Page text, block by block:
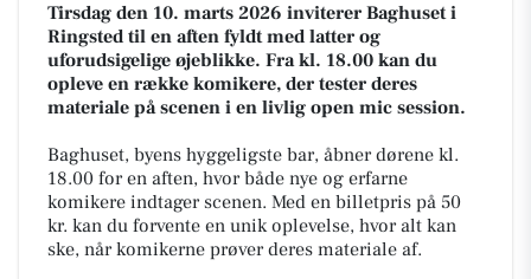
Tirsdag den 10. marts 2026 inviterer Baghuset i
Ringsted til en aften fyldt med latter og
uforudsigelige øjeblikke. Fra kl. 18.00 kan du
opleve en række komikere, der tester deres
materiale på scenen i en livlig open mic session.
Baghuset, byens hyggeligste bar, åbner dørene kl.
18.00 for en aften, hvor både nye og erfarne
komikere indtager scenen. Med en billetpris på 50
kr. kan du forvente en unik oplevelse, hvor alt kan
ske, når komikerne prøver deres materiale af.